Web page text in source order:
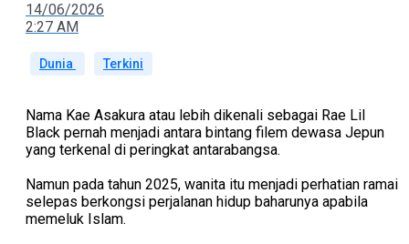
14/06/2026
2:27 AM
Dunia Terkini
Nama Kae Asakura atau lebih dikenali sebagai Rae Lil
Black pernah menjadi antara bintang filem dewasa Jepun
yang terkenal di peringkat antarabangsa.
Namun pada tahun 2025, wanita itu menjadi perhatian ramai
selepas berkongsi perjalanan hidup baharunya apabila
memeluk Islam.